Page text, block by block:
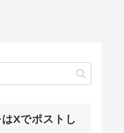
Xでポストし